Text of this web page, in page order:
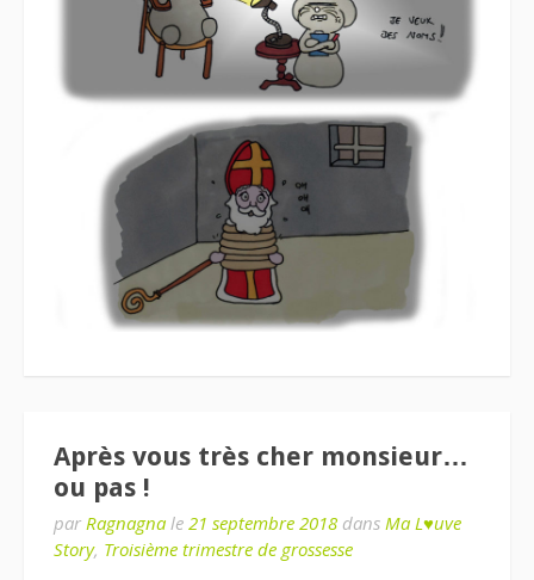
Après vous très cher monsieur…
ou pas !
par Ragnagna le 21 septembre 2018 dans Ma L♥uve
Story, Troisième trimestre de grossesse